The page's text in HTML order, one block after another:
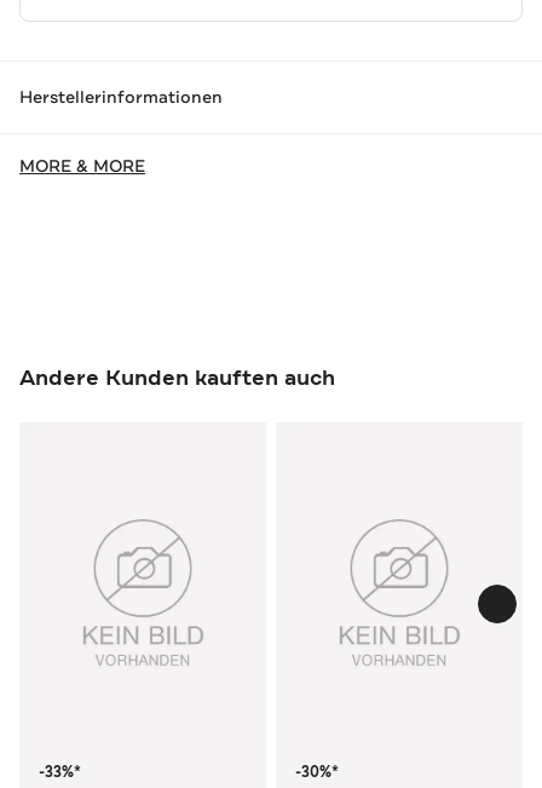
Herstellerinformationen
MORE & MORE
Andere Kunden kauften auch
-33%* -30%*